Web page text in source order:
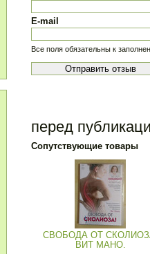
E-mail
Все поля обязательны к
перед
Сопутствующие товары
СВОБОДА ОТ
ВИТ МАНО.